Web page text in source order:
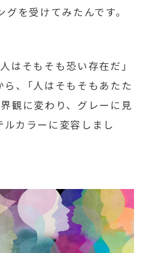
を受けてみたんです。
はそもそも恐い存在だ」
、「人はそもそもあたた
観に変わり、グレーに見
カラーに変容しまし